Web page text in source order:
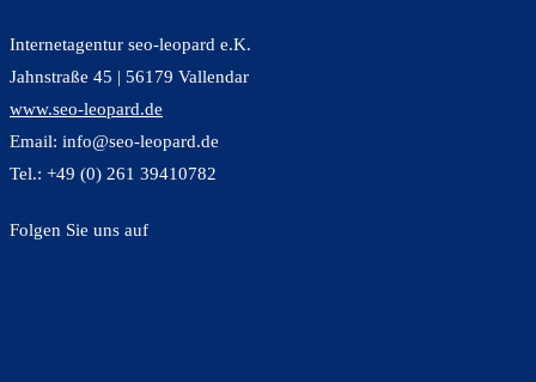
Internetagentur seo-leopard e.K.
Jahnstraße 45 | 56179 Vallendar
www.seo-leopard.de
Email: info@seo-leopard.de
Tel.: +49 (0) 261 39410782
Folgen Sie uns auf